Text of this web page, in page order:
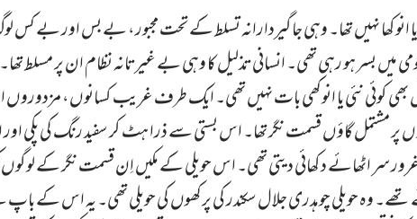
یا انوکھا نہیں تھا۔ وہی جاگیردارانہ تسلط کے تحت مجبور، بے بس اور بے کس
میں بسر ہو رہی تھی۔ انسانی تذلیل کا وہی بے غیرتانہ نظام ان پر مسلط تھا۔
بھی کوئی نئی یا انوکھی بات نہیں تھی۔ ایک طرف غریب کسانوں، مزدوروں
مشتمل گاؤں قسمت نگر تھا۔ اس بستی سے ذرا ہٹ کر سفید رنگ کی پکی اور
غرور سر اٹھائے دکھائی دیتی تھی۔ اس حویلی کے مکیں اِن قسمت نگر کے
وہ حویلی چوہدری جلال سکندر کی پرکھوں کی حویلی تھی۔ یہ اس کے